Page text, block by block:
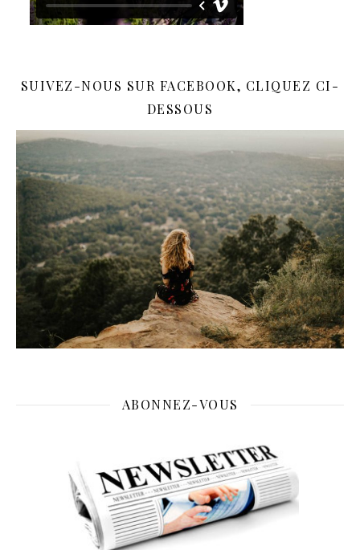
SUIVEZ-NOUS SUR FACEBOOK, CLIQUEZ CI-
DESSOUS
ABONNEZ-VOUS